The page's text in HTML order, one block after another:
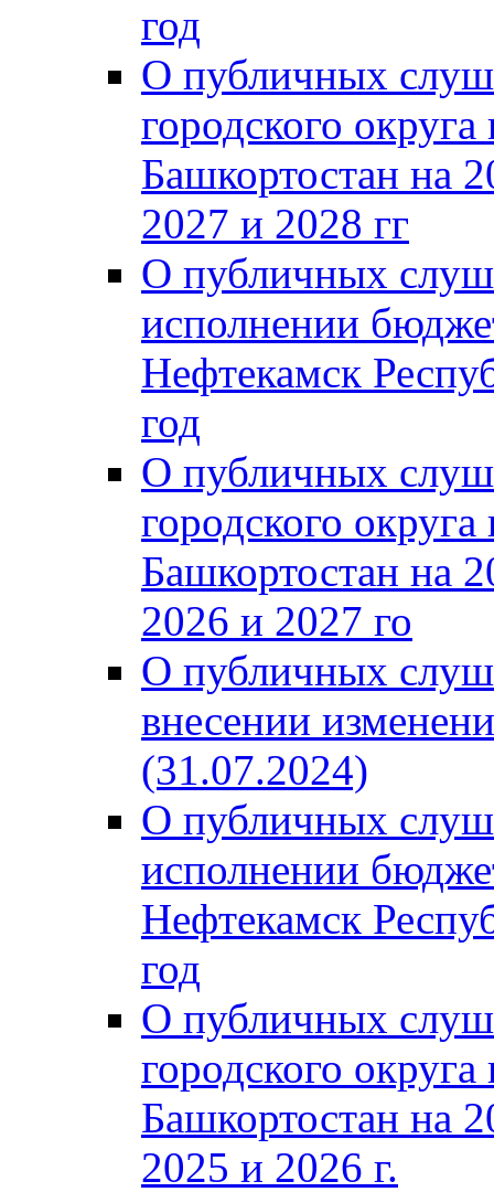
год
О публичных
городского
Башкортостан на
2027 и 2028 гг
О публичных
исполнении
Нефтекамск
год
О публичных
городского
Башкортостан на
2026 и 2027 го
О публичных
внесении
(31.07.2024)
О публичных
исполнении
Нефтекамск
год
О публичных
городского
Башкортостан на
2025 и 2026 г.